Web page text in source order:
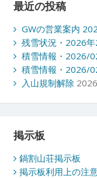
最近の投稿
GWの営業案内
残雪状況・2026
積雪情報・2026/
積雪情報・2026/
入山規制解除
掲示板
鍋割山荘掲示板
掲示板利用上の注